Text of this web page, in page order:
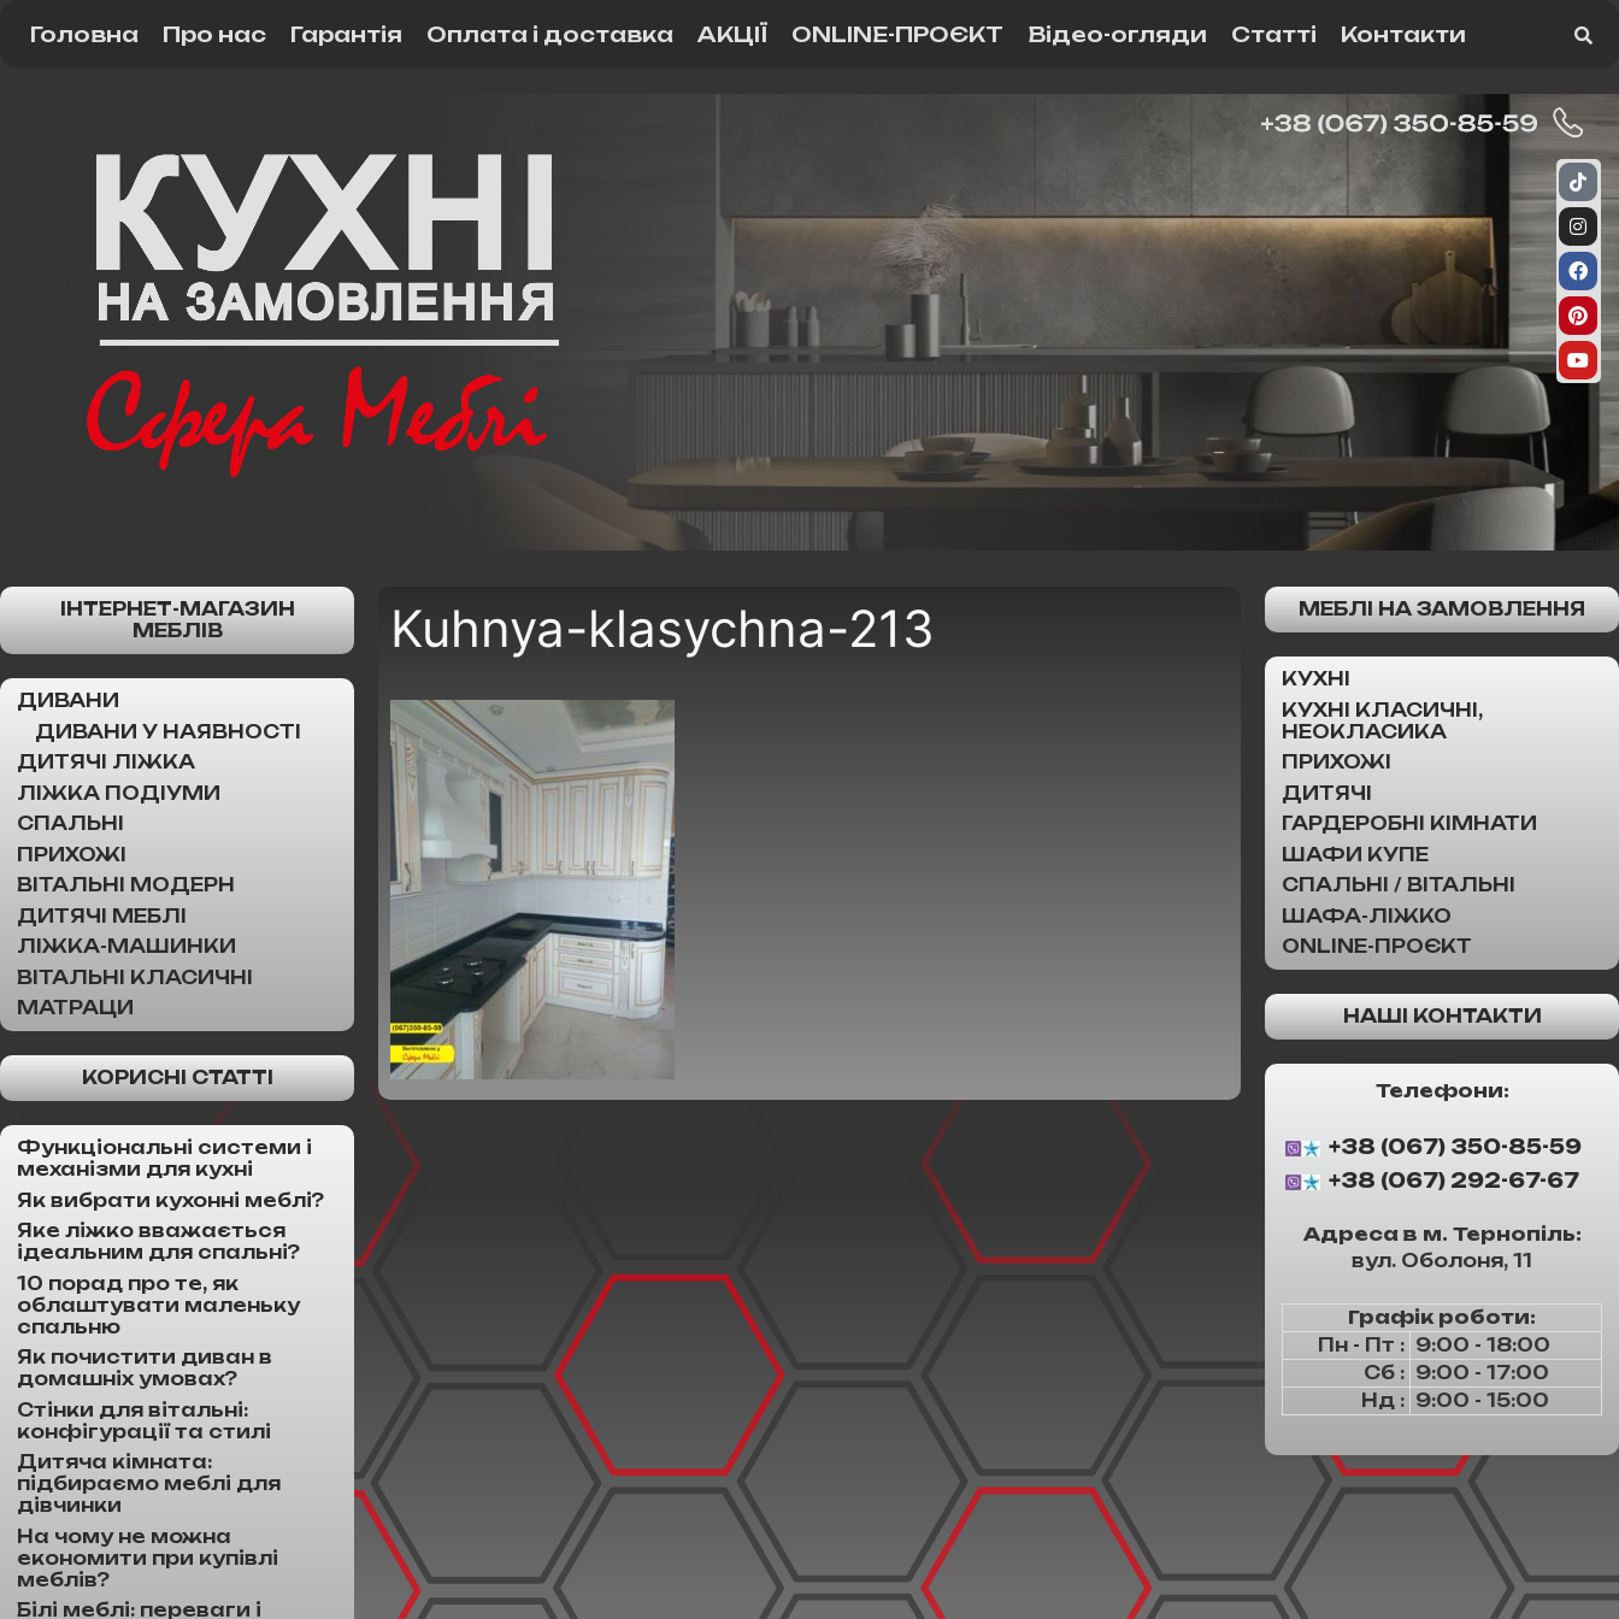
Головна Про нас Гарантія Оплата і доставка АКЦІЇ ONLINE-ПРОЄКТ Відео-огляди Статті Контакти
Kuhnya-klasychna-213
ІНТЕРНЕТ-МАГАЗИН
МЕБЛІВ
ДИВАНИ
ДИВАНИ У НАЯВНОСТІ
ДИТЯЧІ ЛІЖКА
ЛІЖКА ПОДІУМИ
СПАЛЬНІ
ПРИХОЖІ
ВІТАЛЬНІ МОДЕРН
ДИТЯЧІ МЕБЛІ
ЛІЖКА-МАШИНКИ
ВІТАЛЬНІ КЛАСИЧНІ
МАТРАЦИ
КОРИСНІ СТАТТІ
Функціональні системи і
механізми для кухні
Як вибрати кухонні меблі?
Яке ліжко вважається
ідеальним для спальні?
10 порад про те, як
облаштувати маленьку
спальню
Як почистити диван в
домашніх умовах?
Стінки для вітальні:
конфігурації та стилі
Дитяча кімната:
підбираємо меблі для
дівчинки
На чому не можна
економити при купівлі
меблів?
Білі меблі: переваги і
МЕБЛІ НА ЗАМОВЛЕННЯ
КУХНІ
КУХНІ КЛАСИЧНІ,
НЕОКЛАСИКА
ПРИХОЖІ
ДИТЯЧІ
ГАРДЕРОБНІ КІМНАТИ
ШАФИ КУПЕ
СПАЛЬНІ / ВІТАЛЬНІ
ШАФА-ЛІЖКО
ONLINE-ПРОЄКТ
НАШІ КОНТАКТИ
Телефони:
+38 (067) 350-85-59
+38 (067) 292-67-67
Адреса в м. Тернопіль:
вул. Оболоня, 11
Графік роботи:
Пн - Пт : 9:00 - 18:00
Сб : 9:00 - 17:00
Нд : 9:00 - 15:00